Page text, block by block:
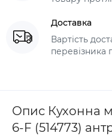
Доставка
Вартість
перевізника
Опис Кухонна
6-F (514773)